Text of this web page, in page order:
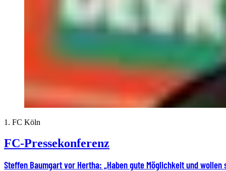
1. FC Köln
FC-Pressekonferenz
Steffen Baumgart vor Hertha: „Haben gute Möglichkeit und wollen